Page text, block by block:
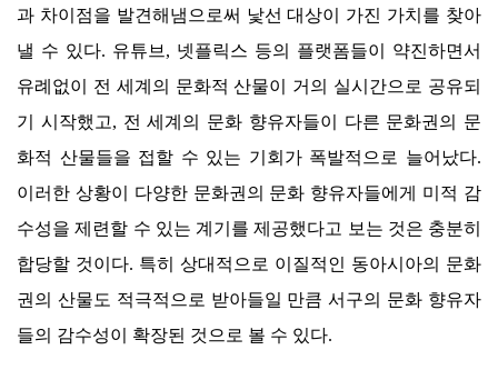
과 차이점을 발견해냄으로써 낯선 대상이 가진 가치를 찾아
낼 수 있다. 유튜브 , 넷플릭스 등의 플랫폼들이 약진하면서
유례없이 전 세계의 문화적 산물이 거의 실시간으로 공유되
기 시작했고, 전 세계의 문화 향유자들이 다른 문화권의 문
화적 산물들을 접할 수 있는 기회가 폭발적으로 늘어났다.
이러한 상황이 다양한 문화권의 문화 향유자들에게 미적 감
수성을 제련할 수 있는 계기를 제공했다고 보는 것은 충분히
합당할 것이다. 특히 상대적으로 이질적인 동아시아의 문화
권의 산물도 적극적으로 받아들일 만큼 서구의 문화 향유자
들의 감수성이 확장된 것으로 볼 수 있다.